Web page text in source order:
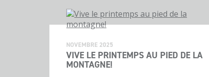
NOVEMBRE 2025
VIVE LE PRINTEMPS AU PIED DE LA
MONTAGNE!